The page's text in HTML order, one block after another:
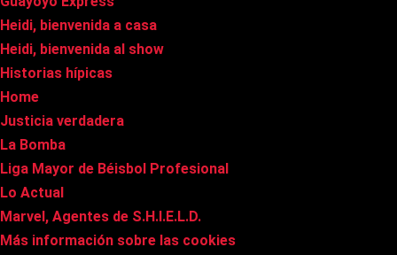
Heidi, bienvenida a casa
Heidi, bienvenida al show
Historias hípicas
Home
Justicia verdadera
La Bomba
Liga Mayor de Béisbol Profesional
Lo Actual
Marvel, Agentes de S.H.I.E.L.D.
Más información sobre las cookies